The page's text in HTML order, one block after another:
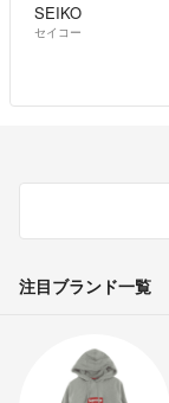
SEIKO
セイコー
注目ブランド一覧